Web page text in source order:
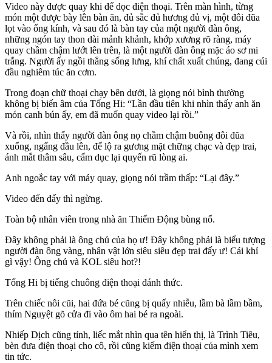
Video này được quay khi để dọc điện thoại. Trên màn hình, từng
món một được bày lên bàn ăn, đủ sắc đủ hương đủ vị, một đôi đũa
lọt vào ống kính, và sau đó là bàn tay của một người đàn ông,
những ngón tay thon dài mảnh khảnh, khớp xương rõ ràng, máy
quay chầm chậm lướt lên trên, là một người đàn ông mặc áo sơ mi
trắng. Người ấy ngồi thẳng sống lưng, khí chất xuất chúng, đang cúi
đầu nghiêm túc ăn cơm.
Trong đoạn chữ thoại chạy bên dưới, là giọng nói bình thường
không bị biến âm của Tống Hi: “Lần đầu tiên khi nhìn thấy anh ăn
món canh bún ấy, em đã muốn quay video lại rồi.”
Và rồi, nhìn thấy người đàn ông nọ chầm chậm buông đôi đũa
xuống, ngẩng đầu lên, để lộ ra gương mặt chững chạc và đẹp trai,
ánh mắt thâm sâu, cấm dục lại quyến rũ lòng ai.
Anh ngoắc tay với máy quay, giọng nói trầm thấp: “Lại đây.”
Video đến đấy thì ngừng.
Toàn bộ nhân viên trong nhà ăn Thiểm Động bùng nổ.
Đây không phải là ông chủ của họ ư! Đây không phải là biểu tượng
người đàn ông vàng, nhân vật lớn siêu siêu đẹp trai đấy ư! Cái khỉ
gì vậy! Ông chủ và KOL siêu hot?!
Tống Hi bị tiếng chuông điện thoại đánh thức.
Trên chiếc nôi cũi, hai đứa bé cũng bị quấy nhiễu, lầm bà lầm bầm,
thím Nguyệt gõ cửa đi vào ôm hai bé ra ngoài.
Nhiếp Dịch cũng tỉnh, liếc mắt nhìn qua tên hiển thị, là Trình Tiêu,
bèn đưa điện thoại cho cô, rồi cũng kiếm điện thoại của mình xem
tin tức.